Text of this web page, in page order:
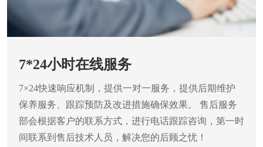
7*24小时在线服务
7×24快速响应机制，提供一对一服务，提供后期维护
保养服务、跟踪预防及改进措施确保效果。
售后服务
部会根据客户的联系方式，进行电话跟踪咨询，第一时
间联系到售后技术人员，解决您的后顾之忧！